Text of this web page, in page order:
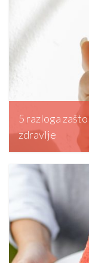
5 razloga
zdravlje
editormd, January